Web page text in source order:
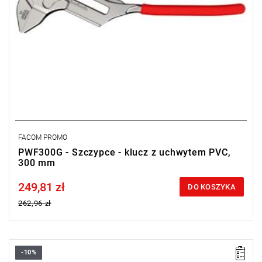
FACOM PROMO
PWF300G - Szczypce - klucz z uchwytem PVC,
300 mm
Price tax included
249,81 zł
262,96 zł
DO KOSZYKA
• Długość: 300 mm
-10%